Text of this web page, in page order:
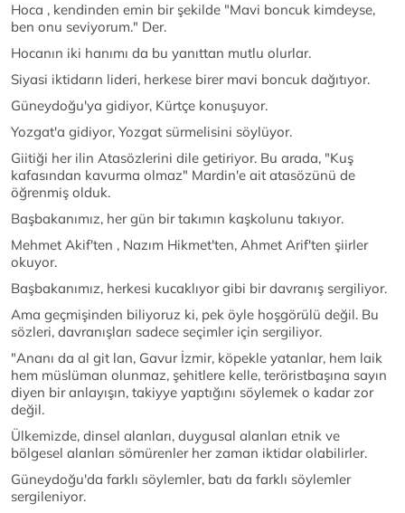
Hoca , kendinden emin bir şekilde "Mavi boncuk kimdeyse,
ben onu seviyorum." Der.
Hocanın iki hanımı da bu yanıttan mutlu olurlar.
Siyasi iktidarın lideri, herkese birer mavi boncuk dağıtıyor.
Güneydoğu'ya gidiyor, Kürtçe konuşuyor.
Yozgat'a gidiyor, Yozgat sürmelisini söylüyor.
Giitiği her ilin Atasözlerini dile getiriyor. Bu arada, "Kuş
kafasından kavurma olmaz" Mardin'e ait atasözünü de
öğrenmiş olduk.
Başbakanımız, her gün bir takımın kaşkolunu takıyor.
Mehmet Akif'ten , Nazım Hikmet'ten, Ahmet Arif'ten şiirler
okuyor.
Başbakanımız, herkesi kucaklıyor gibi bir davranış sergiliyor.
Ama geçmişinden biliyoruz ki, pek öyle hoşgörülü değil. Bu
sözleri, davranışları sadece seçimler için sergiliyor.
"Ananı da al git lan, Gavur İzmir, köpekle yatanlar, hem laik
hem müslüman olunmaz, şehitlere kelle, teröristbaşına sayın
diyen bir anlayışın, takiyye yaptığını söylemek o kadar zor
değil.
Ülkemizde, dinsel alanları, duygusal alanları etnik ve
bölgesel alanları sömürenler her zaman iktidar olabilirler.
Güneydoğu'da farklı söylemler, batı da farklı söylemler
sergileniyor.